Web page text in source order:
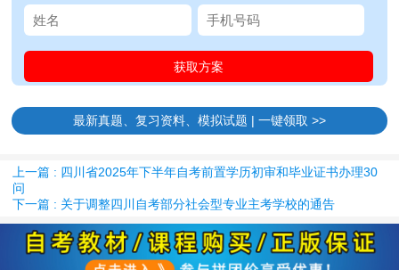
最新真题、复习资料、模拟试题 | 一键领取 >>
上一篇 : 四川省2025年下半年自考前置学历初审和毕业证书办理30
问
下一篇 : 关于调整四川自考部分社会型专业主考学校的通告